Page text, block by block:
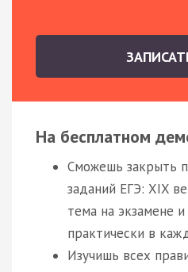
На бесплатном
Сможешь закрыть
заданий ЕГЭ: XIX
тема на экзамене и
практически в
Изучишь всех